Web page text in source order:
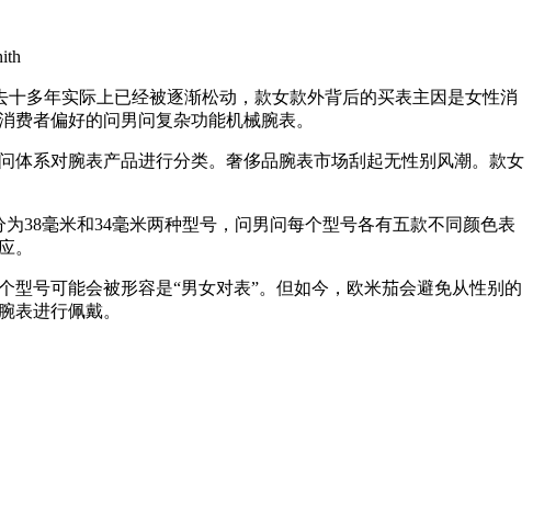
多年实际上已经被逐渐松动，款女款外背后的买表主因是女性消
者偏好的问男问复杂功能机械腕表。
系对腕表产品进行分类。奢侈品腕表市场刮起无性别风潮。款女
38毫米和34毫米两种型号，问男问每个型号各有五款不同颜色表
。
号可能会被形容是“男女对表”。但如今，欧米茄会避免从性别的
表进行佩戴。